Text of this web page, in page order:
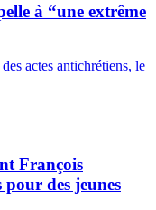
à “une extrême
actes antichrétiens, le
François
pour des jeunes